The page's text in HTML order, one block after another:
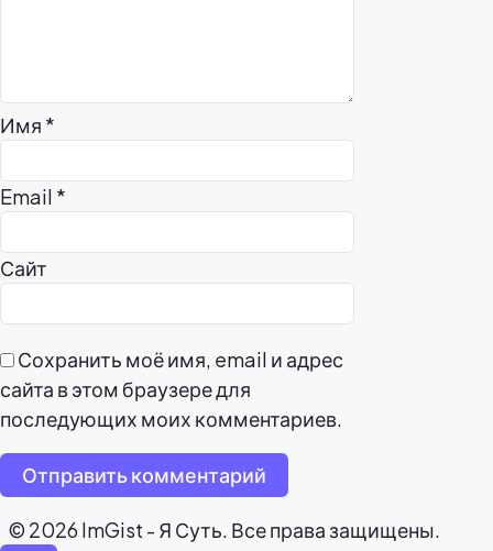
Имя *
Email *
Сайт
Сохранить моё имя, email и адрес
сайта в этом браузере для
последующих моих комментариев.
Отправить комментарий
© 2026 ImGist - Я Суть. Все права защищены.